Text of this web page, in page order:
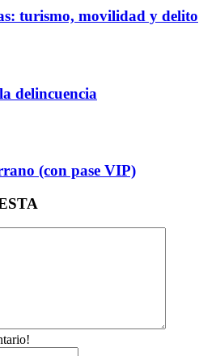
turismo, movilidad y delito
delincuencia
(con pase VIP)